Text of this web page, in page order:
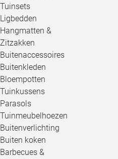
Tuinsets
Ligbedden
Hangmatten &
Zitzakken
Buitenaccessoires
Buitenkleden
Bloempotten
Tuinkussens
Parasols
Tuinmeubelhoezen
Buitenverlichting
Buiten koken
Barbecues &